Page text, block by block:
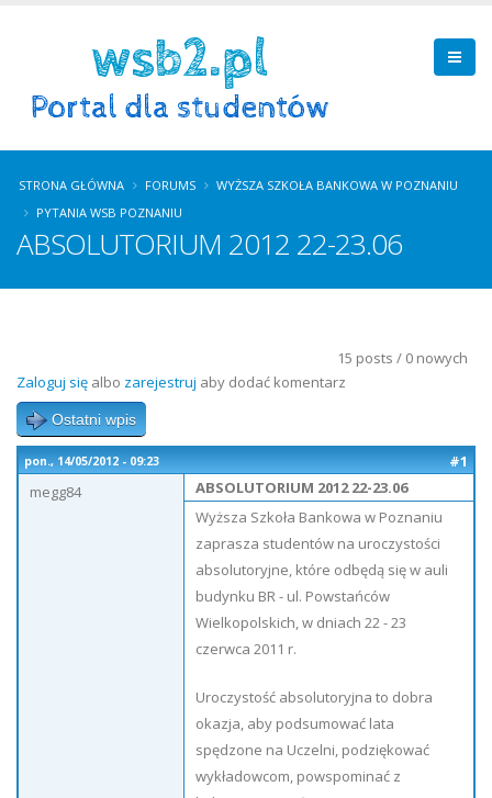
STRONA GŁÓWNA FORUMS
WYŻSZA SZKOŁA BANKOWA W POZNANIU
PYTANIA WSB POZNANIU
ABSOLUTORIUM 2012 22-23.06
15 posts / 0 nowych
Zaloguj się albo zarejestruj aby dodać komentarz
Ostatni wpis
pon., 14/05/2012 - 09:23
#1
megg84
ABSOLUTORIUM 2012 22-23.06
Wyższa Szkoła Bankowa w Poznaniu
zaprasza studentów na uroczystości
absolutoryjne, które odbędą się w auli
budynku BR - ul. Powstańców
Wielkopolskich, w dniach 22 - 23
czerwca 2011 r.
Uroczystość absolutoryjna to dobra
okazja, aby podsumować lata
spędzone na Uczelni, podziękować
wykładowcom, powspominać z